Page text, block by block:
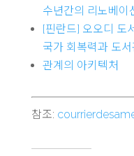
수년간의 리노베이
[핀란드] 오오디 도
국가 회복력과 도서
관계의 아키텍처
참조: